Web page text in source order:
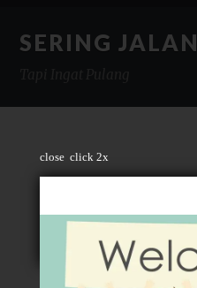
close click 2x
SERING JALAN